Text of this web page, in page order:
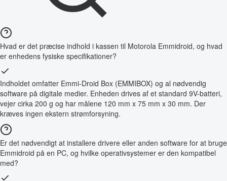
Hvad er det præcise indhold i kassen til Motorola Emmidroid, og hvad
er enhedens fysiske specifikationer?
Indholdet omfatter Emmi-Droid Box (EMMIBOX) og al nødvendig
software på digitale medier. Enheden drives af et standard 9V-batteri,
vejer cirka 200 g og har målene 120 mm x 75 mm x 30 mm. Der
kræves ingen ekstern strømforsyning.
Er det nødvendigt at installere drivere eller anden software for at bruge
Emmidroid på en PC, og hvilke operativsystemer er den kompatibel
med?